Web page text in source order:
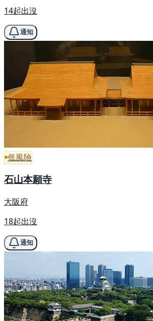
14起出沒
通知
低風險
石山本願寺
大阪府
18起出沒
通知